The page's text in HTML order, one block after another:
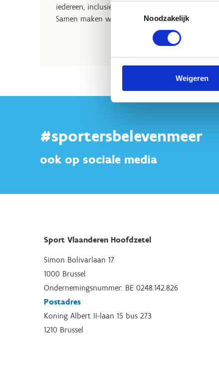
Toestemmingsselectie
Noodzakelijk
Weigeren
iedereen, inclusief sporters, volop te laten
Samen maken we er een plek van waar
#sportersbelevenmeer
ook op sociale media
Sport Vlaanderen Hoofdzetel
Simon Bolivarlaan 17
1000 Brussel
Ondernemingsnummer: BE 0248.142.826
Postadres
Koning Albert II-laan 15 bus 273
1210 Brussel